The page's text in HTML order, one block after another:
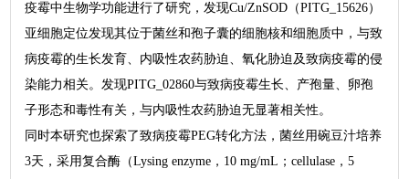
疫霉中生物学功能进行了研究，发现Cu/ZnSOD（PITG_15626）
亚细胞定位发现其位于菌丝和孢子囊的细胞核和细胞质中，与致
病疫霉的生长发育、内吸性农药胁迫、氧化胁迫及致病疫霉的侵
染能力相关。发现PITG_02860与致病疫霉生长、产孢量、卵孢
子形态和毒性有关，与内吸性农药胁迫无显著相关性。
同时本研究也探索了致病疫霉PEG转化方法，菌丝用碗豆汁培养
3天，采用复合酶（Lysing enzyme，10 mg/mL；cellulase，5